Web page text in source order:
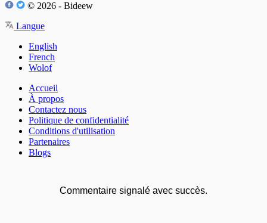
© 2026 - Bideew
Langue
English
French
Wolof
Accueil
À propos
Contactez nous
Politique de confidentialité
Conditions d'utilisation
Partenaires
Blogs
Commentaire signalé avec succès.